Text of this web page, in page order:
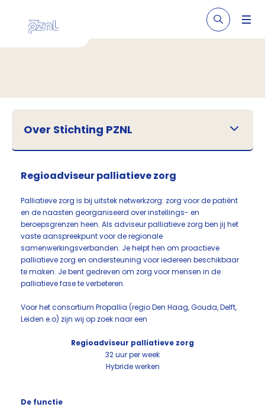
Over Stichting PZNL
Regioadviseur palliatieve zorg
Palliatieve zorg is bij uitstek netwerkzorg: zorg voor de patiënt
en de naasten georganiseerd over instellings- en
beroepsgrenzen heen. Als adviseur palliatieve zorg ben jij het
vaste aanspreekpunt voor de regionale
samenwerkingsverbanden. Je helpt hen om proactieve
palliatieve zorg en ondersteuning voor iedereen beschikbaar
te maken. Je bent gedreven om zorg voor mensen in de
palliatieve fase te verbeteren.
Voor het consortium Propallia (regio Den Haag, Gouda, Delft,
Leiden e.o) zijn wij op zoek naar een
Regioadviseur palliatieve zorg
32 uur per week
Hybride werken
De functie